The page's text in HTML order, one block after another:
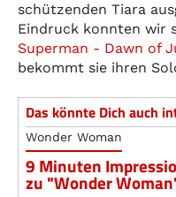
schützenden Tiara
Eindruck konnten wir
Superman - Dawn of
bekommt sie ihren
Das könnte Dich auch
Wonder Woman
9 Minuten
zu "Wonder